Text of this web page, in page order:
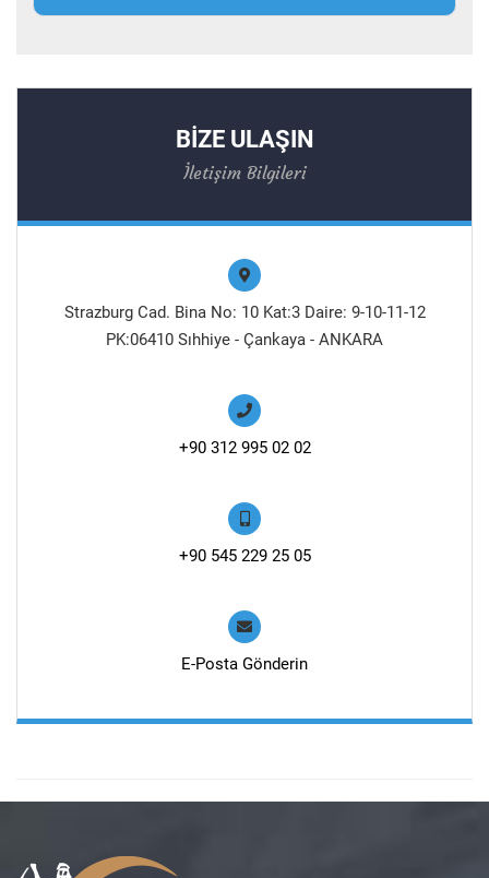
BİZE ULAŞIN
İletişim Bilgileri
Strazburg Cad. Bina No: 10 Kat:3 Daire: 9-10-11-12
PK:06410 Sıhhiye - Çankaya - ANKARA
+90 312 995 02 02
+90 545 229 25 05
E-Posta Gönderin